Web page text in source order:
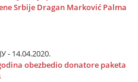
Srbiјe Dragan Marković Palma
- 14.04.2020.
obezbedio donatore paketa